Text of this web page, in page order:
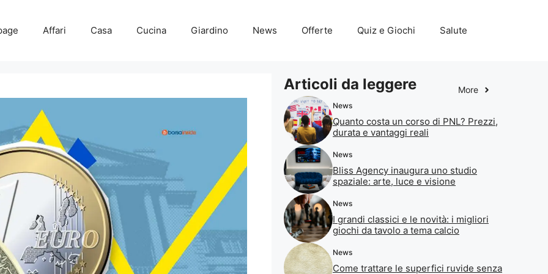
Affari Casa Cucina Giardino News Offerte Quiz e Giochi Salute
Articoli da leggere More
News
Quanto costa un corso di PNL? Prezzi,
durata e vantaggi reali
News
Bliss Agency inaugura uno studio
spaziale: arte, luce e visione
News
I grandi classici e le novità: i migliori
giochi da tavolo a tema calcio
News
Come trattare le superfici ruvide senza